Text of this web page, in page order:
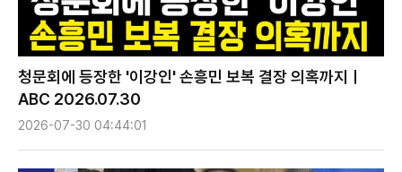
청문회에 등장한 '이강인' 손흥민 보복 결장 의혹까지ㅣ
ABC 2026.07.30
2026-07-30 04:44:01